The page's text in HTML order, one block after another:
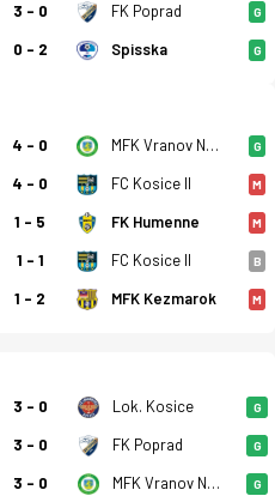
II 2-0 bitti. Gol anları,
3 - 0 FK Poprad G
0 - 2 Spisska G
4 - 0 MFK Vranov Nad Topou G
4 - 0 FC Kosice II M
1 - 5 FK Humenne M
1 - 1 FC Kosice II B
1 - 2 MFK Kezmarok M
3 - 0 Lok. Kosice G
3 - 0 FK Poprad G
3 - 0 MFK Vranov Nad Topou G